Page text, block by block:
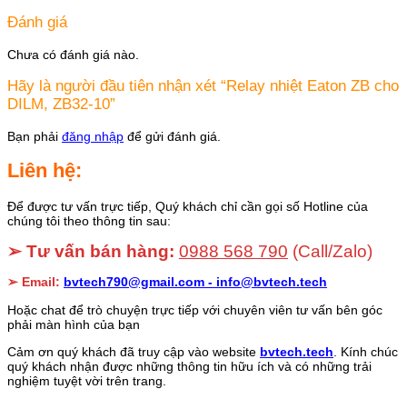
Đánh giá
Chưa có đánh giá nào.
Hãy là người đầu tiên nhận xét “Relay nhiệt Eaton ZB cho
DILM, ZB32-10”
Bạn phải đăng nhập để gửi đánh giá.
Liên hệ:
Để được tư vấn trực tiếp, Quý khách chỉ cần gọi số Hotline của
chúng tôi theo thông tin sau:
➢ Tư vấn bán hàng: 0988 568 790 (Call/Zalo)
➢ Email: bvtech790@gmail.com - info@bvtech.tech
Hoặc chat để trò chuyện trực tiếp với chuyên viên tư vấn bên góc
phải màn hình của bạn
Cảm ơn quý khách đã truy cập vào website bvtech.tech . Kính chúc
quý khách nhận được những thông tin hữu ích và có những trải
nghiệm tuyệt vời trên trang.